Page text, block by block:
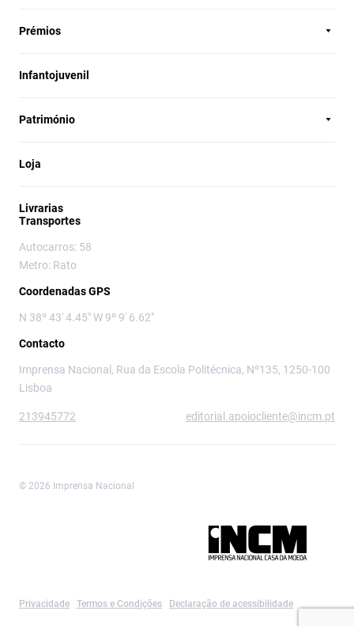
Prémios
Infantojuvenil
Património
Loja
Livrarias
Transportes
Autocarros: 58
Metro: Rato
Coordenadas GPS
N 38º 43' 4.45" W 9º 9' 6.62"
Contacto
Imprensa Nacional, Rua da Escola Politécnica, Nº135, 1250-100
Lisboa
213945772 editorial.apoiocliente@incm.pt
© 2026 Imprensa Nacional
Privacidade Termos e Condições Declaração de acessibilidade